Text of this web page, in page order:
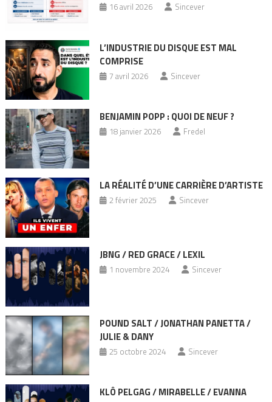
16 avril 2026 Sincever
L’INDUSTRIE DU DISQUE EST MAL
COMPRISE
7 avril 2026 Sincever
BENJAMIN POPP : QUOI DE NEUF ?
18 janvier 2026 Fredel
LA RÉALITÉ D’UNE CARRIÈRE D’ARTISTE
2 février 2025 Sincever
JBNG / RED GRACE / LEXIL
1 novembre 2024 Sincever
POUND SALT / JONATHAN PANETTA /
JULIE & DANY
25 octobre 2024 Sincever
KLÔ PELGAG / MIRABELLE / EVANNA